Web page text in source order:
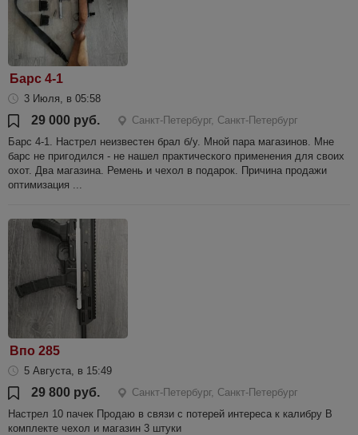
Барс 4-1
3 Июля, в 05:58
29 000 руб.
Санкт-Петербург, Санкт-Петербург
Барс 4-1. Настрел неизвестен брал б/у. Мной пара магазинов. Мне
барс не пригодился - не нашел практического применения для своих
охот. Два магазина. Ремень и чехол в подарок. Причина продажи
оптимизация ...
Впо 285
5 Августа, в 15:49
29 800 руб.
Санкт-Петербург, Санкт-Петербург
Настрел 10 пачек Продаю в связи с потерей интереса к калибру В
комплекте чехол и магазин 3 штуки